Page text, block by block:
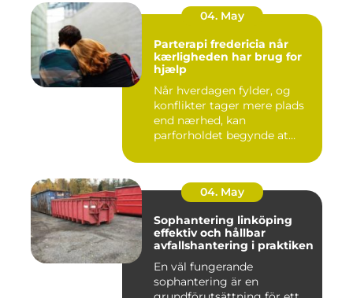
04. May
Parterapi fredericia når
kærligheden har brug for
hjælp
Når hverdagen fylder, og
konflikter tager mere plads
end nærhed, kan
parforholdet begynde at
04. May
Sophantering linköping
effektiv och hållbar
avfallshantering i praktiken
En väl fungerande
sophantering är en